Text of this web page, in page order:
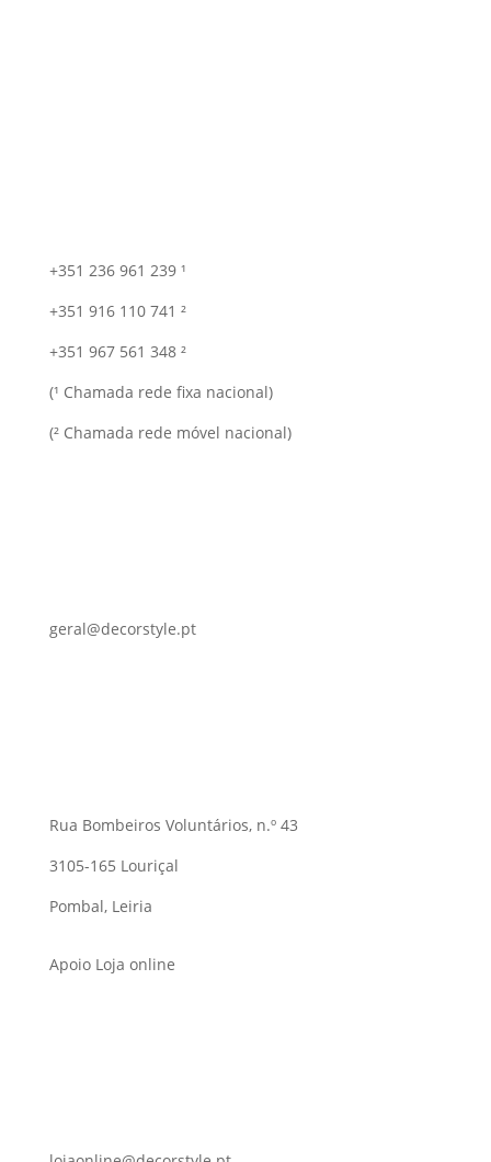
+351 236 961 239 ¹
+351 916 110 741 ²
+351 967 561 348 ²
(¹ Chamada rede fixa nacional)
(² Chamada rede móvel nacional)
geral@decorstyle.pt
Rua Bombeiros Voluntários, n.º 43
3105-165 Louriçal
Pombal, Leiria
Apoio Loja online